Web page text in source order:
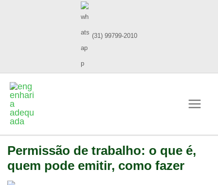
(31) 99799-2010
Permissão de trabalho: o que é,
quem pode emitir, como fazer